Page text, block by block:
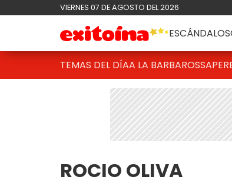
VIERNES 07 DE AGOSTO DEL 2026
ESCÁNDALOS
TEMAS DEL DÍAA LA BARBAROSSA
ROCIO OLIVA